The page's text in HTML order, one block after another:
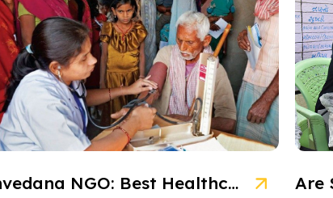
Sanvedana NGO: Best Healthcare & Cancer Support in Gujarat